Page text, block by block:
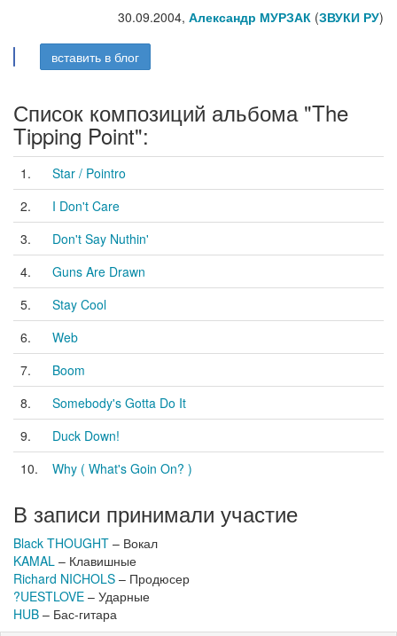
30.09.2004, Александр МУРЗАК (ЗВУКИ РУ)
вставить в блог
Список композиций альбома "The
Tipping Point":
1.
Star / Pointro
2.
I Don't Care
3.
Don't Say Nuthin'
4.
Guns Are Drawn
5.
Stay Cool
6.
Web
7.
Boom
8.
Somebody's Gotta Do It
9.
Duck Down!
10.
Why ( What's Goin On? )
В записи принимали участие
Black THOUGHT – Вокал
KAMAL – Клавишные
Richard NICHOLS – Продюсер
?UESTLOVE – Ударные
HUB – Бас-гитара